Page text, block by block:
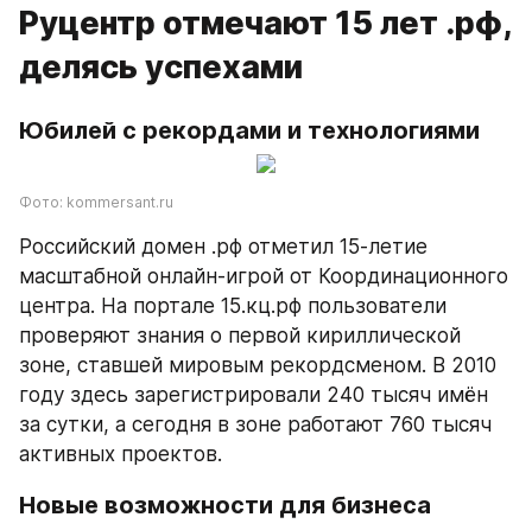
Руцентр отмечают 15 лет .рф,
делясь успехами
Юбилей с рекордами и технологиями
Фото: kommersant.ru
Российский домен .рф отметил 15-летие
масштабной онлайн-игрой от Координационного
центра. На портале 15.кц.рф пользователи
проверяют знания о первой кириллической
зоне, ставшей мировым рекордсменом. В 2010
году здесь зарегистрировали 240 тысяч имён
за сутки, а сегодня в зоне работают 760 тысяч
активных проектов.
Новые возможности для бизнеса